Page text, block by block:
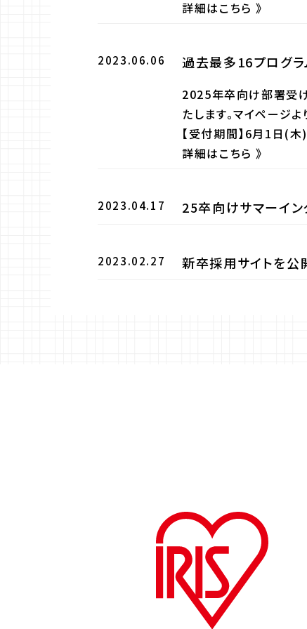
詳細はこちら
2023.06.06 過去最多16プログラ
2025年卒向け部署受
たします。マイページ
【受付期間】6月1日(
詳細はこちら
2023.04.17 25卒向けサマーイン
2023.02.27 新卒採用サイトを公